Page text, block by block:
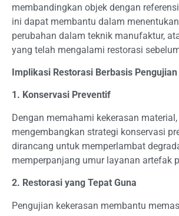
membandingkan objek dengan
ini dapat membantu dalam
perubahan dalam teknik manufaktur,
yang telah mengalami restorasi
Implikasi Restorasi Berbasis
1. Konservasi Preventif
Dengan memahami kekerasan
mengembangkan strategi konservasi
dirancang untuk memperlambat
memperpanjang umur layanan artefak
2. Restorasi yang Tepat Guna
Pengujian kekerasan membantu